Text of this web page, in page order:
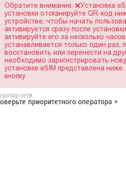
Обратите внимание: ❌Установка
установки отсканируйте QR-код
устройстве, чтобы начать
активируется сразу после
активируйте его за несколько
устанавливается только один раз,
восстановить или перенести на
необходимо зарегистрировать
установке eSIM представлена
кнопку
сети
приоритетного оператора >